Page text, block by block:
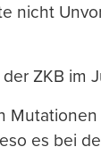
nicht
ZKB im
es bei